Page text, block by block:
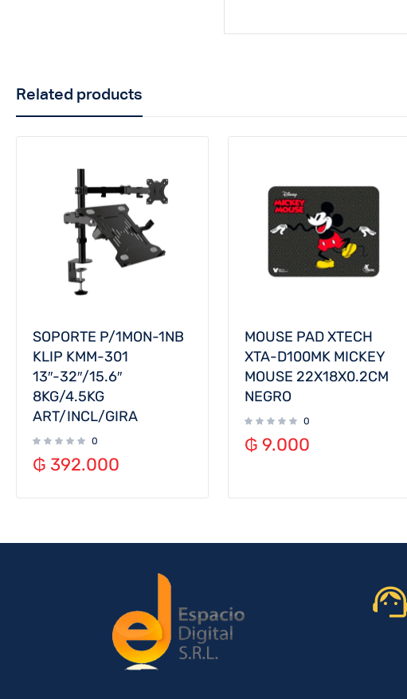
Related products
SOPORTE P/1MON-1NB
KLIP KMM-301
13″-32″/15.6″
8KG/4.5KG
ART/INCL/GIRA
0
₲ 392.000
MOUSE PAD XTECH
XTA-D100MK MICKEY
MOUSE 22X18X0.2CM
NEGRO
0
₲ 9.000